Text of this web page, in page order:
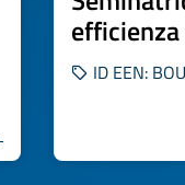
ID EEN: